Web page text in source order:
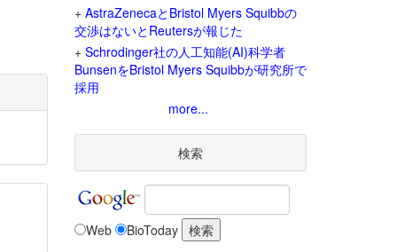
+ AstraZenecaとBristol Myers Squibbの
交渉はないとReutersが報じた
+ Schrodinger社の人工知能(AI)科学者
BunsenをBristol Myers Squibbが研究所で
採用
more...
検索
Web BioToday